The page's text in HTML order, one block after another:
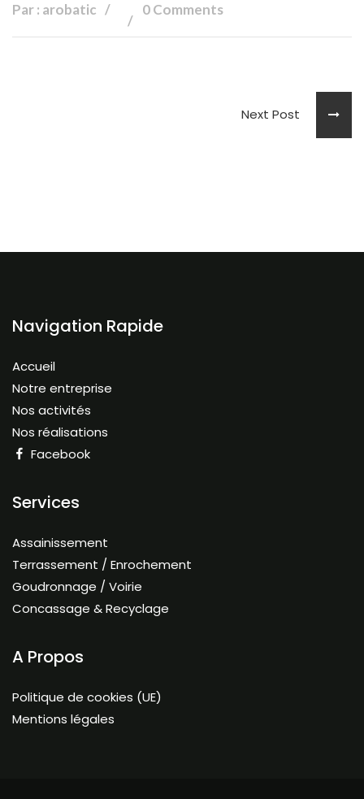
Par : arobatic 0 Comments
Next Post
Navigation Rapide
Accueil
Notre entreprise
Nos activités
Nos réalisations
Facebook
Services
Assainissement
Terrassement / Enrochement
Goudronnage / Voirie
Concassage & Recyclage
A Propos
Politique de cookies (UE)
Mentions légales